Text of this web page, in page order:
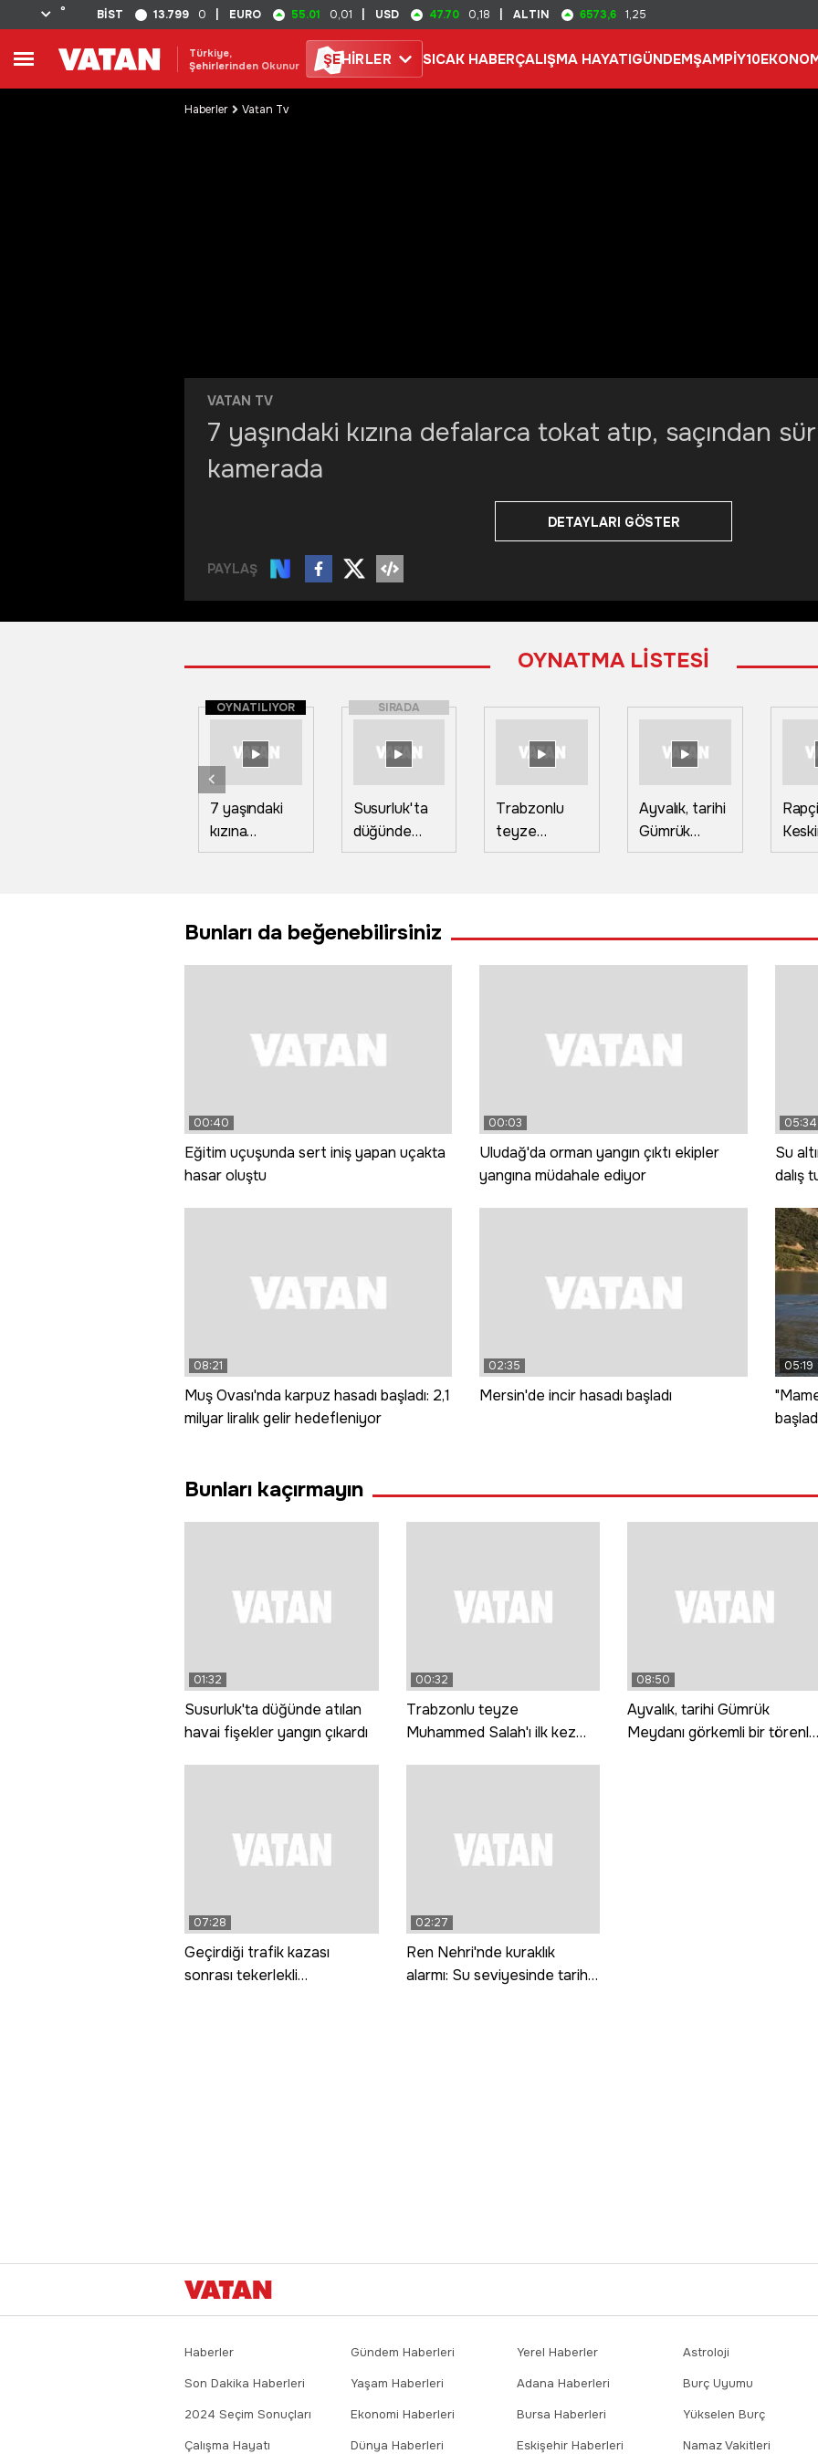
° BİST 13.799 0 EURO 55.01 0,01 USD 47.70 0,18 ALTIN 6573,6 1,25
Türkiye,
Şehirlerinden Okunur
ŞEHİRLER SICAK HABERÇALIŞMA HAYATIGÜNDEMŞAMPİY10
Haberler Vatan Tv
VATAN TV
7 yaşındaki kızına defalarca tokat atıp, saçından
kamerada
DETAYLARI GÖSTER
PAYLAŞ
OYNATMA LİSTESİ
OYNATILIYOR
7 yaşındaki
kızına
defalarca
sürükledi; o
anlar
kamerada
SIRADA
Susurluk'ta
düğünde
atılan havai
Trabzonlu
teyze
Muhammed
güççük
Ayvalık, tarihi
Gümrük
Meydanı
Bunları da beğenebilirsiniz
00:40
Eğitim uçuşunda sert iniş yapan uçakta
hasar oluştu
00:03
Uludağ'da orman yangın çıktı ekipler
yangına müdahale ediyor
05:34
Su
dalış
08:21
Muş Ovası'nda karpuz hasadı başladı: 2,1
milyar liralık gelir hedefleniyor
02:35
Mersin'de incir hasadı başladı
05:19
Bunları kaçırmayın
01:32
Susurluk'ta düğünde atılan
havai fişekler yangın çıkardı
00:32
Trabzonlu teyze
Muhammed Salah'ı ilk kez
08:50
Ayvalık, tarihi Gümrük
Meydanı görkemli bir törenle
07:28
Geçirdiği trafik kazası
sonrası tekerlekli
02:27
Ren Nehri'nde kuraklık
alarmı: Su seviyesinde tarihi
Haberler
Son Dakika Haberleri
2024 Seçim Sonuçları
Çalışma Hayatı
Gündem Haberleri
Yaşam Haberleri
Ekonomi Haberleri
Dünya Haberleri
Yerel Haberler
Adana Haberleri
Bursa Haberleri
Eskişehir Haberleri
Astroloji
Burç Uyumu
Yükselen Burç
Namaz Vakitleri